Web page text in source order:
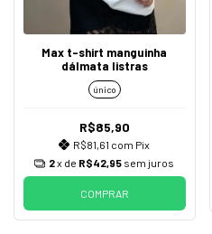
Max t-shirt manguinha
dálmata listras
único
R$85,90
R$81,61 com Pix
2x de R$42,95 sem juros
COMPRAR